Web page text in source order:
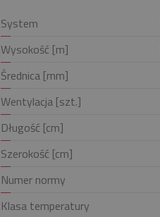
System
Wysokość [m]
Średnica [mm]
Wentylacja [szt.]
Długość [cm]
Szerokość [cm]
Numer normy
Klasa temperatury